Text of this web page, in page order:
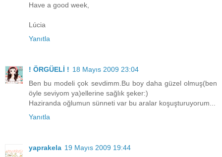
Have a good week,
Lúcia
Yanıtla
! ÖRGÜELİ ! 18 Mayıs 2009 23:04
Ben bu modeli çok sevdimm.Bu boy daha güzel olmuş(ben
öyle seviyom ya)ellerine sağlık şeker:)
Haziranda oğlumun sünneti var bu aralar koşuşturuyorum...
Yanıtla
yaprakela 19 Mayıs 2009 19:44